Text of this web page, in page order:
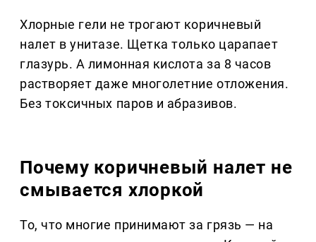
Хлорные гели не трогают коричневый
налет в унитазе. Щетка только царапает
глазурь. А лимонная кислота за 8 часов
растворяет даже многолетние отложения.
Без токсичных паров и абразивов.
Почему коричневый налет не
смывается хлоркой
То, что многие принимают за грязь — на